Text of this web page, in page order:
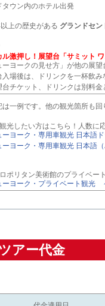
タウン内のホテル出発
上の歴史がある グランドセン
ル激押し！展望台「サミット
ーヨークの見せ方」が他の展
入場後は、ドリンクを一杯飲
台チケット、ドリンクは別料金
一例です。他の観光箇所も回
光したい方はこちら！人数に
ーヨーク・専用車観光 日本語
ーヨーク・専用車観光 日本語
ポリタン美術館のプライベー
ーヨーク・プライベート観光
アー代金